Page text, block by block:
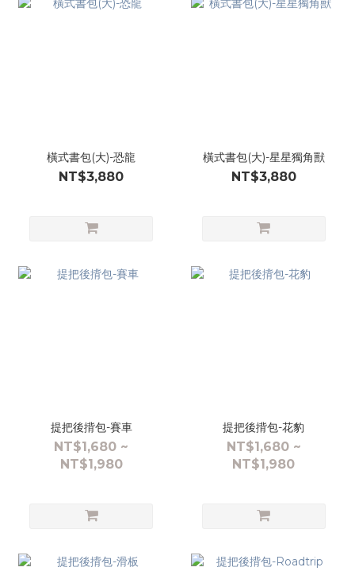
橫式書包(大)-恐龍
NT$3,880
橫式書包(大)-星星獨角獸
NT$3,880
提把後揹包-賽車
NT$1,680 ~
NT$1,980
提把後揹包-花豹
NT$1,680 ~
NT$1,980